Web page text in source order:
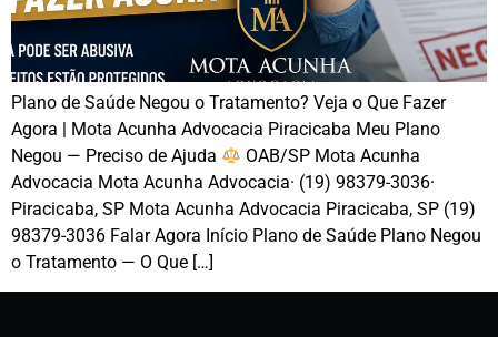
Plano de Saúde Negou o Tratamento? Veja o Que Fazer
Agora | Mota Acunha Advocacia Piracicaba Meu Plano
Negou — Preciso de Ajuda
OAB/SP Mota Acunha
Advocacia Mota Acunha Advocacia· (19) 98379-3036·
Piracicaba, SP Mota Acunha Advocacia Piracicaba, SP (19)
98379-3036 Falar Agora Início Plano de Saúde Plano Negou
o Tratamento — O Que […]